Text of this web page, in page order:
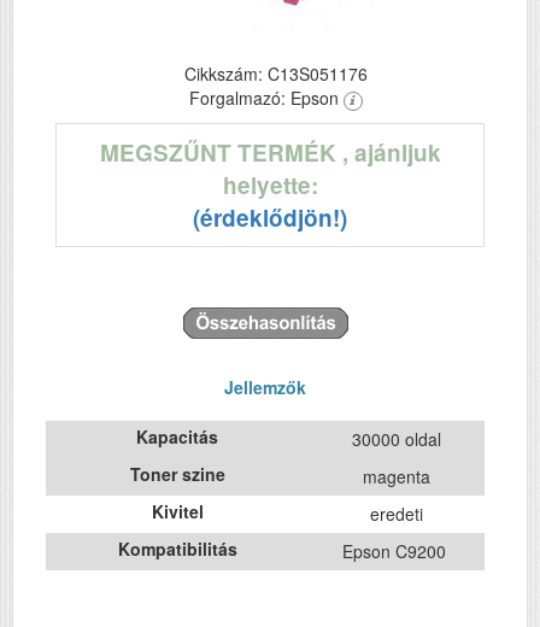
Cikkszám: C13S051176
Forgalmazó: Epson
MEGSZŰNT TERMÉK , ajánljuk
helyette:
(érdeklődjön!)
Jellemzők
Kapacitás
30000 oldal
Toner szine
magenta
Kivitel
eredeti
Kompatibilitás
Epson C9200